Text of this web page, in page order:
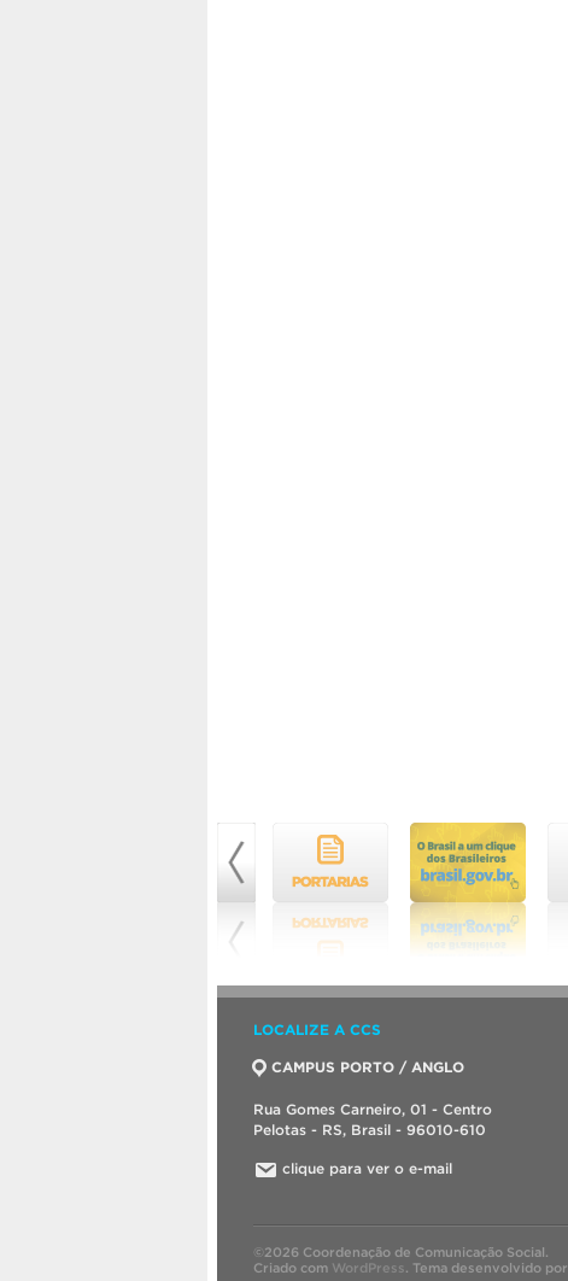
LOCALIZE A CCS
CAMPUS PORTO / ANGLO
Rua Gomes Carneiro, 01 - Centro
Pelotas - RS, Brasil - 96010-610
clique para ver o e-mail
©2026 Coordenação de Comunicação Social.
Criado com WordPress. Tema desenvolvido por